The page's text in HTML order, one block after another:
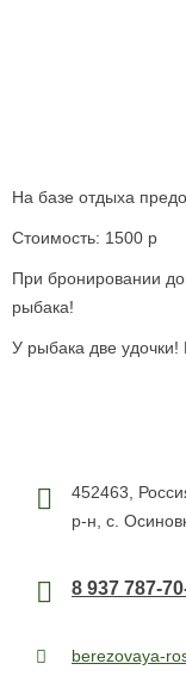
На базе отдыха
Стоимость: 1500 р
При бронировании
рыбака!
У рыбака две удочки!
452463,
р‑н с.
8 937 787-
berezovaya-